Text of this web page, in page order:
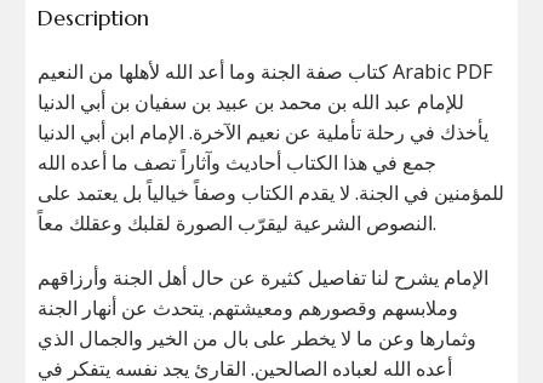
Description
كتاب صفة الجنة وما أعد الله لأهلها من النعيم Arabic PDF
للإمام عبد الله بن محمد بن عبيد بن سفيان بن أبي الدنيا
يأخذك في رحلة تأملية عن نعيم الآخرة. الإمام ابن أبي الدنيا
جمع في هذا الكتاب أحاديث وآثاراً تصف ما أعده الله
للمؤمنين في الجنة. لا يقدم الكتاب وصفاً خيالياً بل يعتمد على
النصوص الشرعية ليقرّب الصورة لقلبك وعقلك معاً.
الإمام يشرح لنا تفاصيل كثيرة عن حال أهل الجنة وأرزاقهم
وملابسهم وقصورهم ومعيشتهم. يتحدث عن أنهار الجنة
وثمارها وعن ما لا يخطر على بال من الخير والجمال الذي
أعده الله لعباده الصالحين. القارئ يجد نفسه يتفكر في